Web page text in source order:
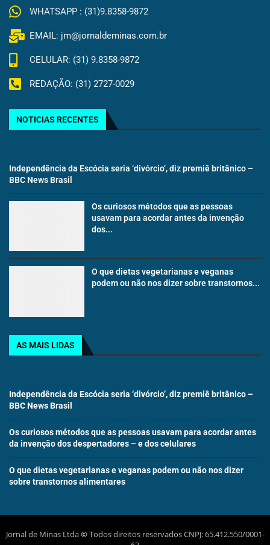
WHATSAPP : (31)9.8358-9872
EMAIL: jm@jornaldeminas.com.br
CELULAR: (31) 9.8358-9872
REDAÇÃO: (31) 2727-0029
NOTICIAS RECENTES
Independência da Escócia seria ‘divórcio’, diz premiê britânico –
BBC News Brasil
Os curiosos métodos que as pessoas
usavam para acordar antes da invenção
dos...
O que dietas vegetarianas e veganas
podem ou não nos dizer sobre transtornos...
AS MAIS LIDAS
Independência da Escócia seria ‘divórcio’, diz premiê britânico –
BBC News Brasil
Os curiosos métodos que as pessoas usavam para acordar antes
da invenção dos despertadores – e dos celulares
O que dietas vegetarianas e veganas podem ou não nos dizer
sobre transtornos alimentares
Jornal de Minas Ltda©Todos direitos reservados CNPJ: 65.412.550/0001-